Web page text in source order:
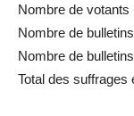
Nombre de votants
Nombre de
Nombre de
Total des suffrages